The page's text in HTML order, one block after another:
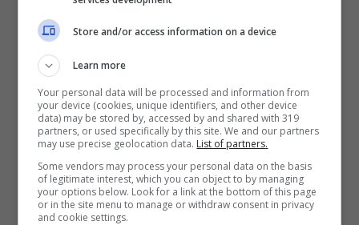
Store and/or access information on a device
Learn more
Your personal data will be processed and information from
your device (cookies, unique identifiers, and other device
data) may be stored by, accessed by and shared with 319
partners, or used specifically by this site. We and our partners
may use precise geolocation data. List of partners.
Some vendors may process your personal data on the basis
of legitimate interest, which you can object to by managing
your options below. Look for a link at the bottom of this page
or in the site menu to manage or withdraw consent in privacy
and cookie settings.